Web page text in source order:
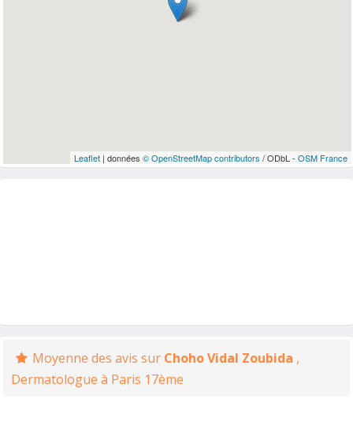
Leaflet| données © OpenStreetMap contributors / ODbL - OSM France
Moyenne des avis sur Choho Vidal Zoubida ,
Dermatologue à Paris 17ème